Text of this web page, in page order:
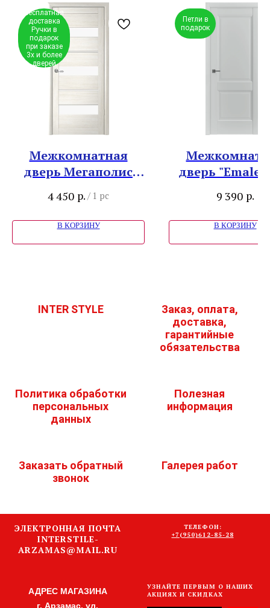
Бесплатная
доставка
Ручки в
подарок
при заказе
3х и более
дверей
Межкомнатная
дверь Мегаполис
кипарис
4 450 р. / 1 pc
В КОРЗИНУ
Петли в
подарок
дверь "Emalex
9 390 р.
В КОРЗИНУ
INTER STYLE
Заказ, оплата,
доставка,
гарантийные
обязательства
Политика обработки
персональных
данных
Полезная
информация
Заказать обратный
звонок
Галерея работ
ЭЛЕКТРОННАЯ ПОЧТА
INTERSTILE-
ARZAMAS@MAIL.RU
ТЕЛЕФОН:
+7(950)612-85-28
АДРЕС МАГАЗИНА
г. Арзамас, ул.
УЗНАЙТЕ ПЕРВЫМ О НАШИХ
АКЦИЯХ И СКИДКАХ